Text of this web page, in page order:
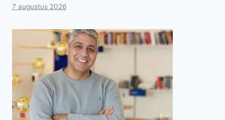
7 augustus 2026